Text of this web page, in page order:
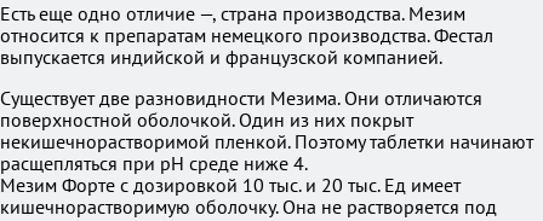
Есть еще одно отличие —, страна производства. Мезим
относится к препаратам немецкого производства. Фестал
выпускается индийской и французской компанией.
Существует две разновидности Мезима. Они отличаются
поверхностной оболочкой. Один из них покрыт
некишечнорастворимой пленкой. Поэтому таблетки начинают
расщепляться при рН среде ниже 4.
Мезим Форте с дозировкой 10 тыс. и 20 тыс. Ед имеет
кишечнорастворимую оболочку. Она не растворяется под